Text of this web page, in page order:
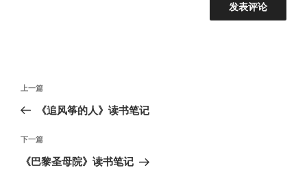
文
导
航
上
一
文
章
上一篇
《追风筝的人》读书笔记
下
一
下一篇
《巴黎圣母院》读书笔记